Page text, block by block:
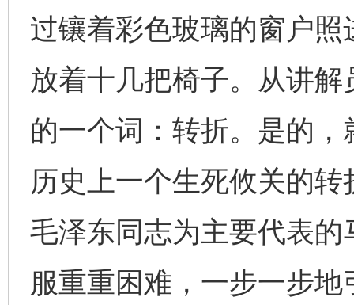
过镶着彩色玻璃的窗户
放着十几把椅子。从讲
的一个词：转折。是的
历史上一个生死攸关的
毛泽东同志为主要代表
服重重困难，一步一步